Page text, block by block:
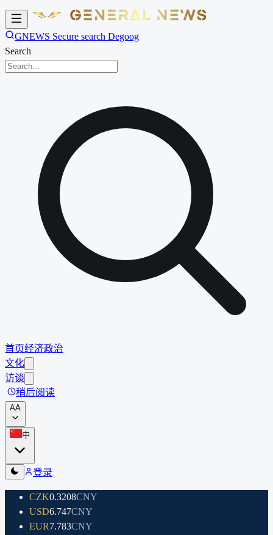
GNEWS Secure search Degoog
Search
首页经济政治
文化
访谈
稍后阅读
AA
中
登录
CZK0.3208CNY
USD6.747CNY
EUR7.783CNY